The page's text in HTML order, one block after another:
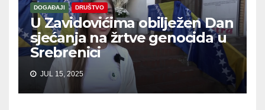
DOGAĐAJI DRUŠTVO
U Zavidovićima obilježen Dan
sjećanja na žrtve genocida u
Srebrenici
JUL 15, 2025